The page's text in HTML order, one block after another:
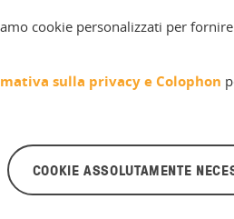
ci
cookie personalizzati per
sulla privacy e Colophon
COOKIE ASSOLUTAMENTE